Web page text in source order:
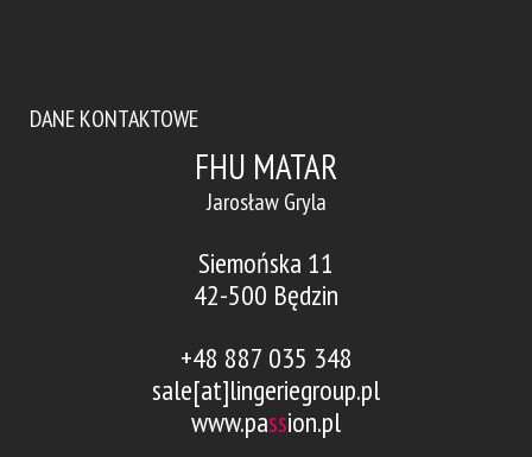
DANE KONTAKTOWE
FHU MATAR
Jarosław Gryla
Siemońska 11
42-500 Będzin
+48 887 035 348
sale[at]lingeriegroup.pl
www.passion.pl